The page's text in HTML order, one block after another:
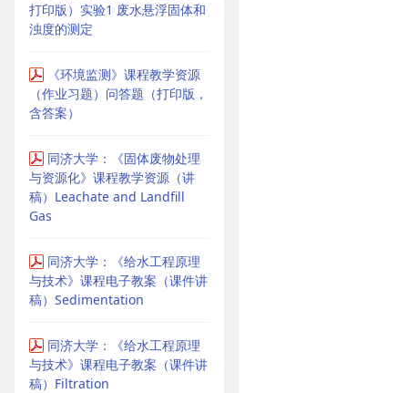
打印版）实验1 废水悬浮固体和
浊度的测定
《环境监测》课程教学资源
（作业习题）问答题（打印版，
含答案）
同济大学：《固体废物处理
与资源化》课程教学资源（讲
稿）Leachate and Landfill
Gas
同济大学：《给水工程原理
与技术》课程电子教案（课件讲
稿）Sedimentation
同济大学：《给水工程原理
与技术》课程电子教案（课件讲
稿）Filtration